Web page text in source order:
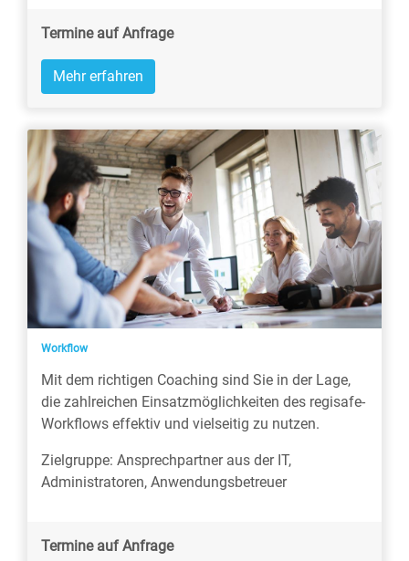
Termine auf Anfrage
Mehr erfahren
Workflow
Mit dem richtigen Coaching sind Sie in der Lage,
die zahlreichen Einsatzmöglichkeiten des regisafe-
Workflows effektiv und vielseitig zu nutzen.
Zielgruppe: Ansprechpartner aus der IT,
Administratoren, Anwendungsbetreuer
Termine auf Anfrage